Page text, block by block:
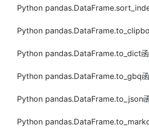
Python pandas.DataFrame.to_dict
Python pandas.DataFrame.to_gbq
Python pandas.DataFrame.to_json